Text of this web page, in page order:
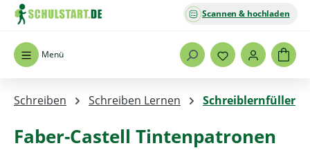
Zum Hauptinhalt springen
Menü
Scannen & hochladen
Schreiben Schreiben Lernen Schreiblernfüller
Faber-Castell Tintenpatronen